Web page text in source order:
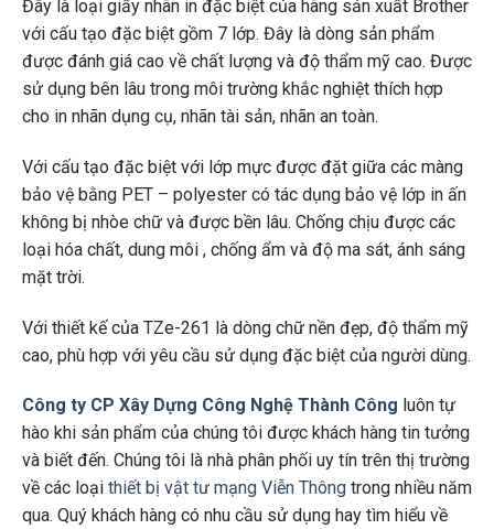
Đây là loại giấy nhãn in đặc biệt của hãng sản xuất Brother
với cấu tạo đặc biệt gồm 7 lớp. Đây là dòng sản phẩm
được đánh giá cao về chất lượng và độ thẩm mỹ cao. Được
sử dụng bên lâu trong môi trường khắc nghiệt thích hợp
cho in nhãn dụng cụ, nhãn tài sản, nhãn an toàn.
Với cấu tạo đặc biệt với lớp mực được đặt giữa các màng
bảo vệ bằng PET – polyester có tác dụng bảo vệ lớp in ấn
không bị nhòe chữ và được bền lâu. Chống chịu được các
loại hóa chất, dung môi , chống ẩm và độ ma sát, ánh sáng
mặt trời.
Với thiết kế của TZe-261 là dòng chữ nền đẹp, độ thẩm mỹ
cao, phù hợp với yêu cầu sử dụng đặc biệt của người dùng.
Công ty CP Xây Dựng Công Nghệ Thành Công luôn tự
hào khi sản phẩm của chúng tôi được khách hàng tin tưởng
và biết đến. Chúng tôi là nhà phân phối uy tín trên thị trường
về các loại thiết bị vật tư mạng Viễn Thông trong nhiều năm
qua. Quý khách hàng có nhu cầu sử dụng hay tìm hiểu về